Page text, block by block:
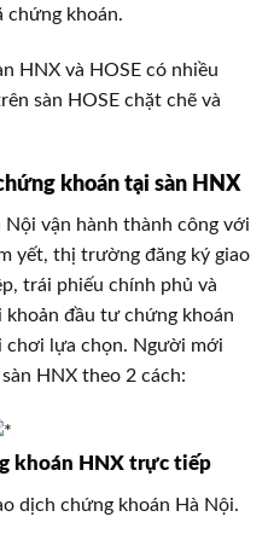
chứng khoán.
HNX và HOSE có nhiều
sàn HOSE chặt chẽ và
khoán tại sàn HNX
vận hành thành công với
yết, thị trường đăng ký giao
trái phiếu chính phủ và
đầu tư chứng khoán
chơi lựa chọn. Người mới
HNX theo 2 cách:
khoán HNX trực tiếp
dịch chứng khoán Hà Nội.